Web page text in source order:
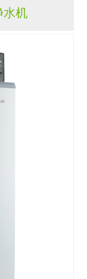
水机